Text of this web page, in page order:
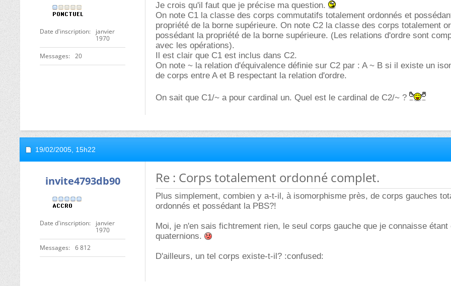
Date d'inscription
janvier
1970
Messages 20
Je crois qu'il faut que je précise ma question.
On note C1 la classe des corps commutatifs totalement ordonnés et
propriété de la borne supérieure. On note C2 la classe des corps totalement
possédant la propriété de la borne supérieure. (Les relations d'ordre sont
avec les opérations).
Il est clair que C1 est inclus dans C2.
On note ~ la relation d'équivalence définie sur C2 par : A ~ B si il existe un
de corps entre A et B respectant la relation d'ordre.
On sait que C1/~ a pour cardinal un. Quel est le cardinal de C2/~ ?
19/02/2005, 15h22
invite4793db90
Date d'inscription
janvier
1970
Messages 6 812
Re : Corps totalement ordonné complet.
Plus simplement, combien y a-t-il, à isomorphisme près, de corps gauches
ordonnés et possédant la PBS?!
Moi, je n'en sais fichtrement rien, le seul corps gauche que je connaisse étant
quaternions.
D'ailleurs, un tel corps existe-t-il? :confused: